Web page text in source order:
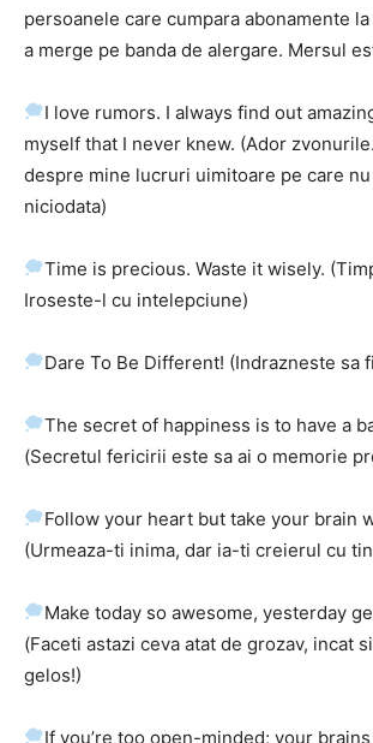
persoanele care cumpara abonamente
a merge pe banda de alergare. Mersul
I love rumors. I always find out
myself that I never knew. (Ador
despre mine lucruri uimitoare pe care
niciodata)
Time is precious. Waste it wisely.
Iroseste-l cu intelepciune)
Dare To Be Different! (Indrazneste sa
The secret of happiness is to have a
(Secretul fericirii este sa ai o memorie
Follow your heart but take your brain
(Urmeaza-ti inima, dar ia-ti creierul cu
Make today so awesome, yesterday
(Faceti astazi ceva atat de grozav, incat
gelos!)
If you’re too open-minded; your